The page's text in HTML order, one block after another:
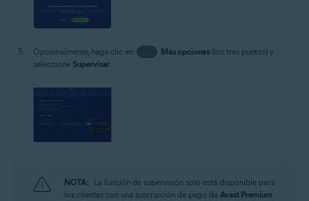
Opcionalmente, haga clic en ... Más opciones(los tres puntos) y
seleccione Supervisar.
NOTA:
La función de supervisión solo está disponible para
los clientes con una suscripción de pago de Avast Premium